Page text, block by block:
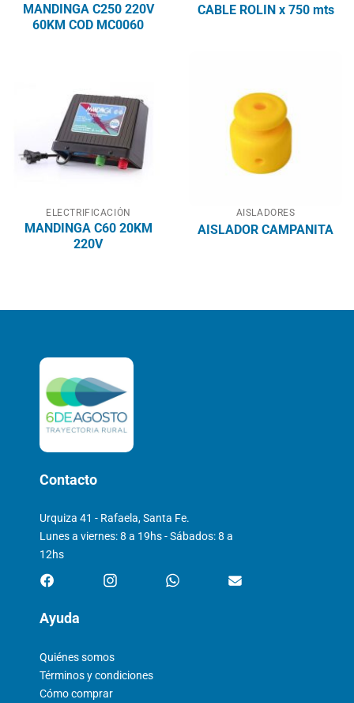
MANDINGA C250 220V
60KM COD MC0060
CABLE ROLIN x 750 mts
ELECTRIFICACIÓN
MANDINGA C60 20KM
220V
AISLADORES
AISLADOR CAMPANITA
Contacto
Urquiza 41 - Rafaela, Santa Fe.
Lunes a viernes: 8 a 19hs - Sábados: 8 a
12hs
Ayuda
Quiénes somos
Términos y condiciones
Cómo comprar